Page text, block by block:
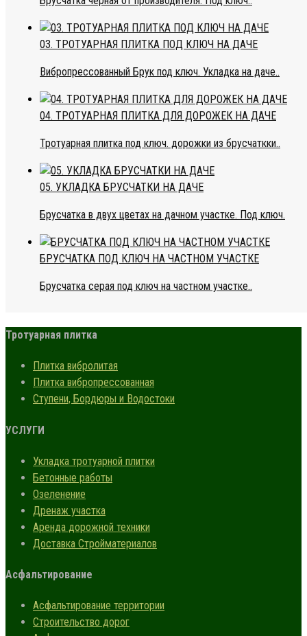
03. ТРОТУАРНАЯ ПЛИТКА ПОД КЛЮЧ НА ДАЧЕ
Вибропрессованный Брук под ключ. Укладка на даче..
04. ТРОТУАРНАЯ ПЛИТКА ДЛЯ ДОРОЖЕК НА ДАЧЕ
Тротуарная плитка под ключ. дорожки из брусчаткки..
05. УКЛАДКА БРУСЧАТКИ НА ДАЧЕ
Брусчатка в двух цветах на дачном участке. Под ключ.
БРУСЧАТКА ПОД КЛЮЧ НА ЧАСТНОМ УЧАСТКЕ
Брусчатка серая под ключ на частном участке..
Тротуарная плитка
Плитка вибролитая
Плитка вибропрессованная
Ступени, Бордюры и Водостоки
УСЛУГИ
Укладка тротуарной плитки
Бетонные работы
Озеленение
Дренаж участка
Аренда дорожной техники
Доставка Стройматериалов
Асфальтирование
Асфальтирование территории
Строительство дорог